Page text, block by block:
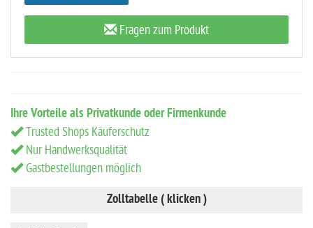
Fragen zum Produkt
Ihre Vorteile als Privatkunde oder Firmenkunde
Trusted Shops Käuferschutz
Nur Handwerksqualität
Gastbestellungen möglich
Zolltabelle ( klicken )